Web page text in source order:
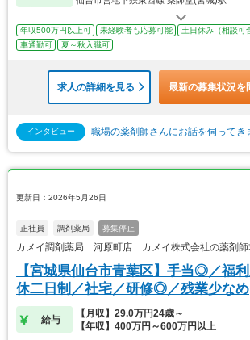
年収500万円以上可 未経験者も応募可能 土日休み（相談可
車通勤可
夏～秋入職可
求人の詳細を見る 最新の募集状況を
インタビュー 職場の薬剤師さんにお話を伺ってき
更新日：2026年5月26日
正社員 調剤薬局 募集停止
カメイ調剤薬局 河原町店 カメイ株式会社の薬剤師
【宮城県仙台市青葉区】手当◎／福
休二日制／社宅／研修◎／残業少なめ
給与
【月収】29.0万円24歳～
【年収】400万円～600万円以上